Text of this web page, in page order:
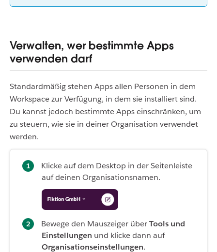
Verwalten, wer bestimmte Apps
verwenden darf
Standardmäßig stehen Apps allen Personen in dem
Workspace zur Verfügung, in dem sie installiert sind.
Du kannst jedoch bestimmte Apps einschränken, um
zu steuern, wie sie in deiner Organisation verwendet
werden.
Klicke auf dem Desktop in der Seitenleiste
auf deinen Organisationsnamen.
Bewege den Mauszeiger überTools und
Einstellungen und klicke dann auf
Organisationseinstellungen.